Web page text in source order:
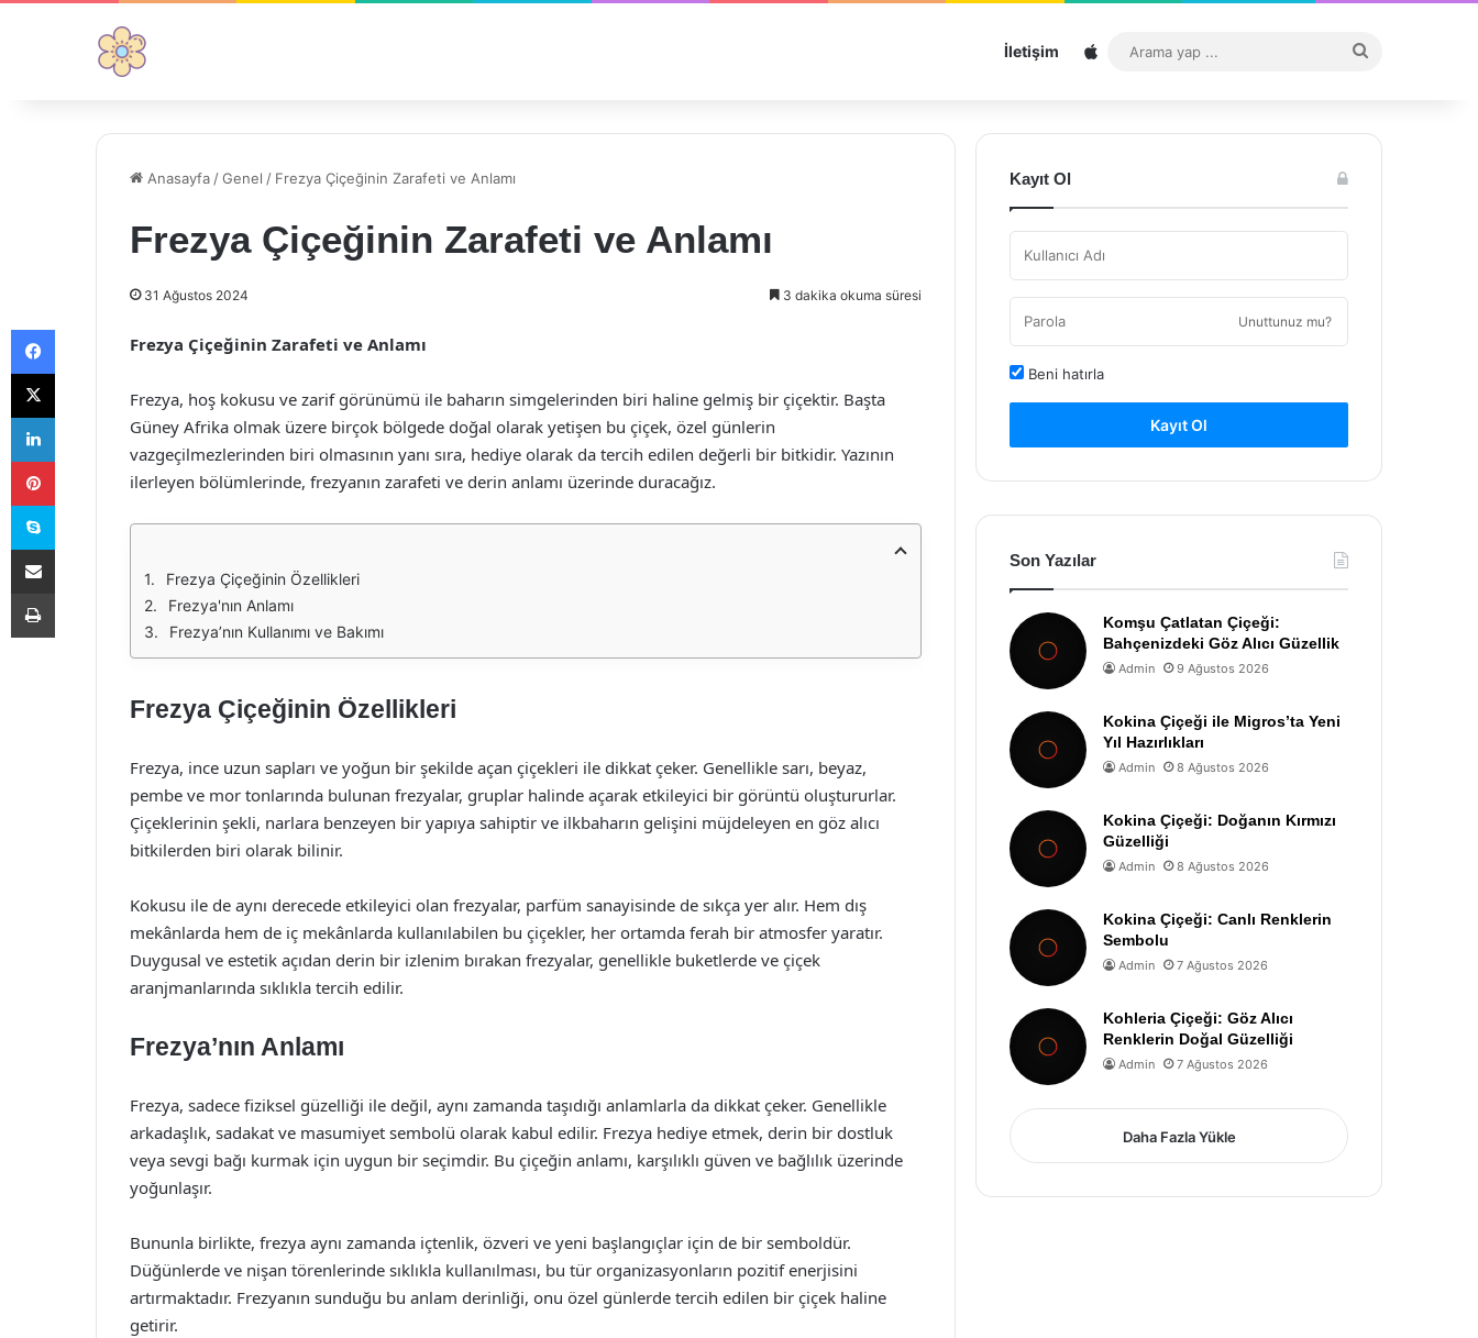
İletişim Sitemap
...
Anasayfa /Genel / Frezya Çiçeğinin Zarafeti ve Anlamı
Frezya Çiçeğinin Zarafeti ve Anlamı
31 Ağustos 2024 3 dakika okuma süresi
Frezya Çiçeğinin Zarafeti ve Anlamı
Frezya, hoş kokusu ve zarif görünümü ile baharın simgelerinden biri haline gelmiş bir çiçektir. Başta
Güney Afrika olmak üzere birçok bölgede doğal olarak yetişen bu çiçek, özel günlerin
vazgeçilmezlerinden biri olmasının yanı sıra, hediye olarak da tercih edilen değerli bir bitkidir. Yazının
ilerleyen bölümlerinde, frezyanın zarafeti ve derin anlamı üzerinde duracağız.
Frezya Çiçeğinin Özellikleri
Frezya'nın Anlamı
Frezya’nın Kullanımı ve Bakımı
Frezya Çiçeğinin Özellikleri
Frezya, ince uzun sapları ve yoğun bir şekilde açan çiçekleri ile dikkat çeker. Genellikle sarı, beyaz,
pembe ve mor tonlarında bulunan frezyalar, gruplar halinde açarak etkileyici bir görüntü oluştururlar.
Çiçeklerinin şekli, narlara benzeyen bir yapıya sahiptir ve ilkbaharın gelişini müjdeleyen en göz alıcı
bitkilerden biri olarak bilinir.
Kokusu ile de aynı derecede etkileyici olan frezyalar, parfüm sanayisinde de sıkça yer alır. Hem dış
mekânlarda hem de iç mekânlarda kullanılabilen bu çiçekler, her ortamda ferah bir atmosfer yaratır.
Duygusal ve estetik açıdan derin bir izlenim bırakan frezyalar, genellikle buketlerde ve çiçek
aranjmanlarında sıklıkla tercih edilir.
Frezya’nın Anlamı
Frezya, sadece fiziksel güzelliği ile değil, aynı zamanda taşıdığı anlamlarla da dikkat çeker. Genellikle
arkadaşlık, sadakat ve masumiyet sembolü olarak kabul edilir. Frezya hediye etmek, derin bir dostluk
veya sevgi bağı kurmak için uygun bir seçimdir. Bu çiçeğin anlamı, karşılıklı güven ve bağlılık üzerinde
yoğunlaşır.
Bununla birlikte, frezya aynı zamanda içtenlik, özveri ve yeni başlangıçlar için de bir semboldür.
Düğünlerde ve nişan törenlerinde sıklıkla kullanılması, bu tür organizasyonların pozitif enerjisini
artırmaktadır. Frezyanın sunduğu bu anlam derinliği, onu özel günlerde tercih edilen bir çiçek haline
getirir.
Kayıt Ol
Unuttunuz mu?
Beni hatırla
Kayıt Ol
Son Yazılar
Komşu Çatlatan Çiçeği:
Bahçenizdeki Göz Alıcı Güzellik
Admin 9 Ağustos 2026
Kokina Çiçeği ile Migros’ta Yeni
Yıl Hazırlıkları
Admin 8 Ağustos 2026
Kokina Çiçeği: Doğanın Kırmızı
Güzelliği
Admin 8 Ağustos 2026
Kokina Çiçeği: Canlı Renklerin
Sembolu
Admin 7 Ağustos 2026
Kohleria Çiçeği: Göz Alıcı
Renklerin Doğal Güzelliği
Admin 7 Ağustos 2026
Daha Fazla Yükle
Facebook
X
LinkedIn
Pinterest
Skype
E-Posta ile paylaş